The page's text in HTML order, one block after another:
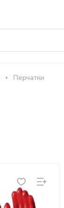
Перчатки